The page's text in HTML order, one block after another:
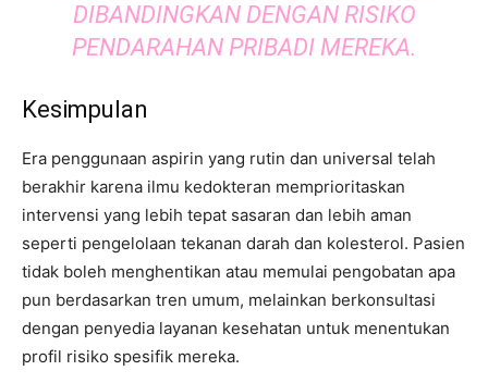
DIBANDINGKAN DENGAN RISIKO
PENDARAHAN PRIBADI MEREKA.
Kesimpulan
Era penggunaan aspirin yang rutin dan universal telah
berakhir karena ilmu kedokteran memprioritaskan
intervensi yang lebih tepat sasaran dan lebih aman
seperti pengelolaan tekanan darah dan kolesterol. Pasien
tidak boleh menghentikan atau memulai pengobatan apa
pun berdasarkan tren umum, melainkan berkonsultasi
dengan penyedia layanan kesehatan untuk menentukan
profil risiko spesifik mereka.